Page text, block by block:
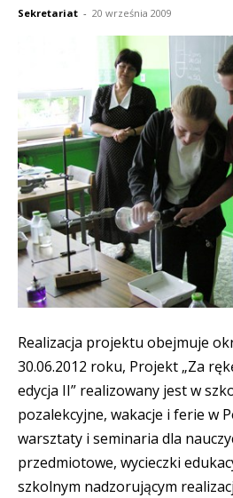
Sekretariat - 20 września 2009
Realizacja projektu obejmuje
30.06.2012 roku, Projekt „Za
edycja II” realizowany jest w
pozalekcyjne, wakacje i ferie w
warsztaty i seminaria dla
przedmiotowe, wycieczki
szkolnym nadzorującym